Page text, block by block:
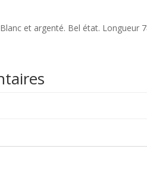
et argenté. Bel état. Longueur